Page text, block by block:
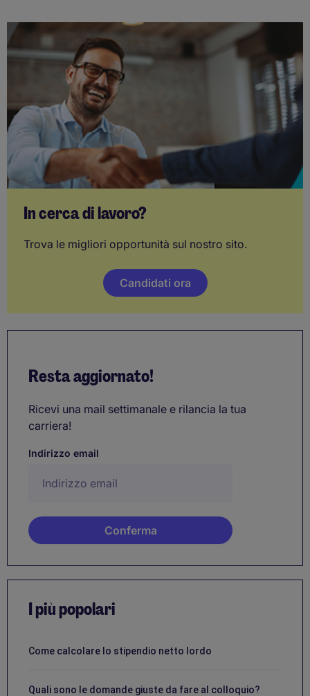
In cerca di lavoro?
Trova le migliori opportunità sul nostro sito.
Candidati ora
Resta aggiornato!
Ricevi una mail settimanale e rilancia la tua
carriera!
Indirizzo email
I più popolari
Come calcolare lo stipendio netto lordo
Quali sono le domande giuste da fare al colloquio?